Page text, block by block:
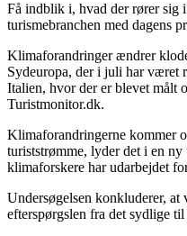
Få indblik i, hvad der rører sig
turismebranchen med dagens
Klimaforandringer ændrer
Sydeuropa, der i juli har været
Italien, hvor der er blevet målt
Turistmonitor.dk.
Klimaforandringerne kommer
turiststrømme, lyder det i en ny
klimaforskere har udarbejdet
Undersøgelsen konkluderer,
efterspørgslen fra det sydlige